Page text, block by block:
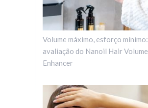
Volume máximo, esforço mínimo:
avaliação do Nanoil Hair Volume
Enhancer